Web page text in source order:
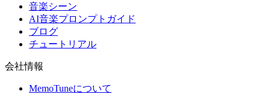
音楽シーン
AI音楽プロンプトガイド
ブログ
チュートリアル
会社情報
MemoTuneについて